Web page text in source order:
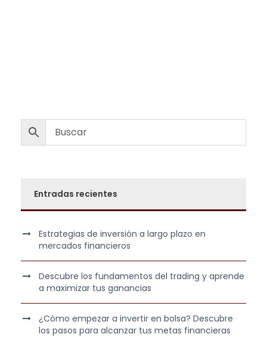
Entradas recientes
Estrategias de inversión a largo plazo en
mercados financieros
Descubre los fundamentos del trading y aprende
a maximizar tus ganancias
¿Cómo empezar a invertir en bolsa? Descubre
los pasos para alcanzar tus metas financieras